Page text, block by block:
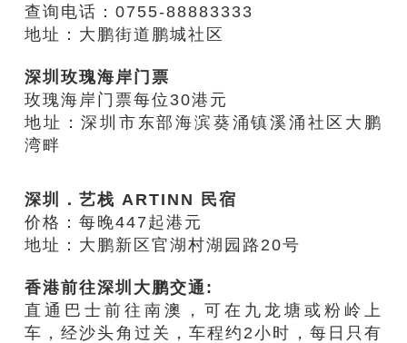
查询电话：0755-88883333
地址：大鹏街道鹏城社区
深圳玫瑰海岸门票
玫瑰海岸门票每位30港元
地址：深圳市东部海滨葵涌镇溪涌社区大鹏
湾畔
深圳．艺栈 ARTINN 民宿
价格：每晚447起港元
地址：大鹏新区官湖村湖园路20号
香港前往深圳大鹏交通:
直通巴士前往南澳，可在九龙塘或粉岭上
车，经沙头角过关，车程约2小时，每日只有